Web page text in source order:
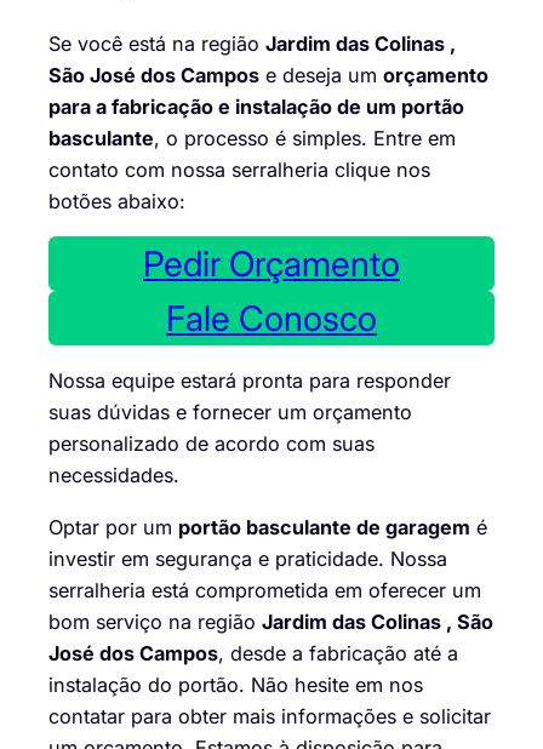
Se você está na região Jardim das Colinas ,
São José dos Campos e deseja um orçamento
para a fabricação e instalação de um portão
basculante, o processo é simples. Entre em
contato com nossa serralheria clique nos
botões abaixo:
Pedir Orçamento
Fale Conosco
Nossa equipe estará pronta para responder
suas dúvidas e fornecer um orçamento
personalizado de acordo com suas
necessidades.
Optar por um portão basculante de garagem é
investir em segurança e praticidade. Nossa
serralheria está comprometida em oferecer um
bom serviço na região Jardim das Colinas , São
José dos Campos, desde a fabricação até a
instalação do portão. Não hesite em nos
contatar para obter mais informações e solicitar